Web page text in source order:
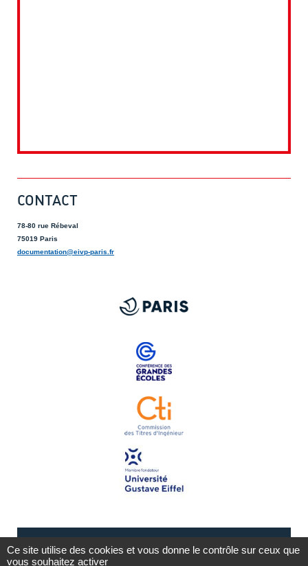
CONTACT
78-80 rue Rébeval
75019 Paris
documentation@eivp-paris.fr
Ce site utilise des cookies et vous donne le contrôle sur ceux que
vous souhaitez activer